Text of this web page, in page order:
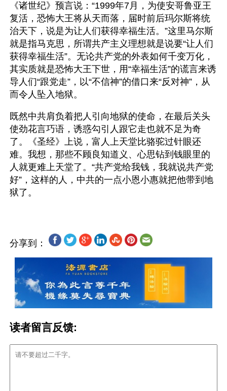
《诸世纪》预言说：“1999年7月，为使安哥鲁亚王
复活，恐怖大王将从天而落，届时前后玛尔斯将统
治天下，说是为让人们获得幸福生活。”这里马尔斯
就是指马克思，所谓共产主义理想就是说要“让人们
获得幸福生活”。无论共产党的外表如何千变万化，
其实质就是恐怖大王下世，用“幸福生活”的谎言来诱
导人们“跟党走”，以“不信神”的借口来“反对神”，从
而令人坠入地狱。
既然中共肩负着把人引向地狱的使命，在最后关头
使劲花言巧语，诱惑勾引人跟它走也就不足为奇
了。《圣经》上说，富人上天堂比骆驼过针眼还
难。我想，那些不顾良知道义、心思钻到钱眼里的
人就更难上天堂了。“共产党给我钱，我就说共产党
好”，这样的人，中共的一点小恩小惠就把他带到地
分享到：
读者留言反馈: